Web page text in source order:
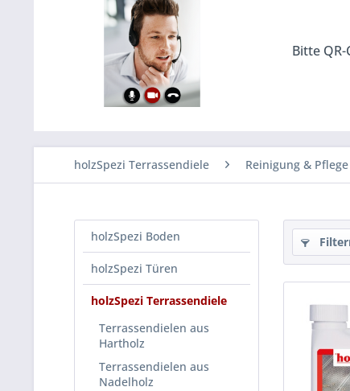
Bitte
holzSpezi Terrassendiele Reinigung &
holzSpezi Boden
holzSpezi Türen
holzSpezi Terrassendiele
Terrassendielen aus
Hartholz
Terrassendielen aus
Nadelholz